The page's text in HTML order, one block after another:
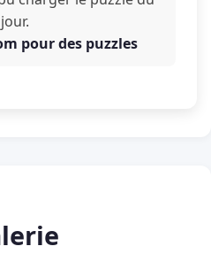
jour.
pour des puzzles